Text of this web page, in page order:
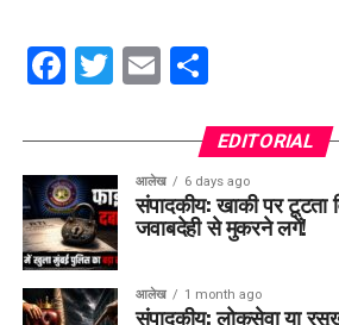
Facebook
Twitter
EmailShare
EDITORIAL
आलेख 6 days ago
संपादकीय: खाकी पर टूटता
जवाबदेही से मुकरने लगें!
आलेख 1 month ago
संपादकीय: लोकसेवा या